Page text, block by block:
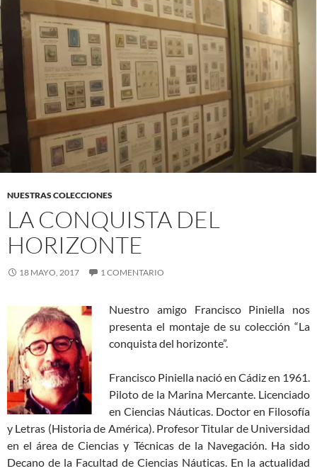
NUESTRAS COLECCIONES
LA CONQUISTA DEL
HORIZONTE
18 MAYO, 2017 1 COMENTARIO
Nuestro amigo Francisco Piniella nos
presenta el montaje de su colección “La
conquista del horizonte”.
Francisco Piniella nació en Cádiz en 1961.
Piloto de la Marina Mercante. Licenciado
en Ciencias Náuticas. Doctor en Filosofía
y Letras (Historia de América). Profesor Titular de Universidad
en el área de Ciencias y Técnicas de la Navegación. Ha sido
Decano de la Facultad de Ciencias Náuticas. En la actualidad